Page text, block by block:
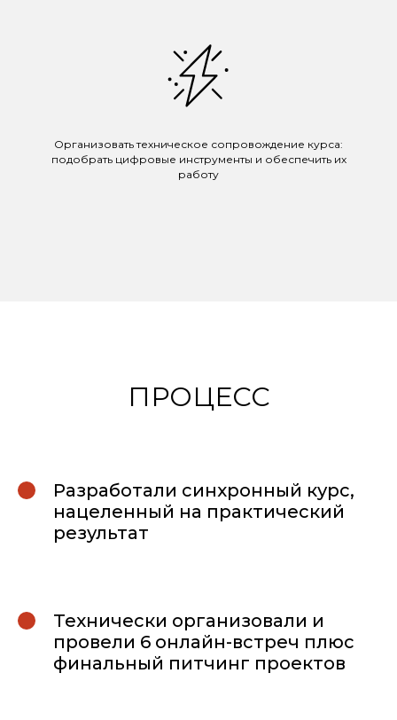
Организовать техническое сопровождение курса:
подобрать цифровые инструменты и обеспечить их
работу
ПРОЦЕСС
Разработали синхронный курс,
нацеленный на практический
результат
Технически организовали и
провели 6 онлайн-встреч плюс
финальный питчинг проектов